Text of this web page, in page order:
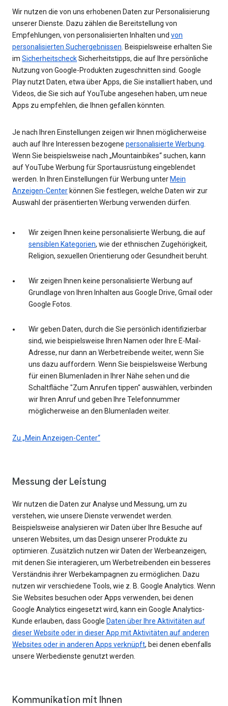
Wir nutzen die von uns erhobenen Daten zur Personalisierung
unserer Dienste. Dazu zählen die Bereitstellung von
Empfehlungen, von personalisierten Inhalten und von
personalisierten Suchergebnissen . Beispielsweise erhalten Sie
im SicherheitscheckSicherheitstipps, die auf Ihre persönliche
Nutzung von Google-Produkten zugeschnitten sind. Google
Play nutzt Daten, etwa über Apps, die Sie installiert haben, und
Videos, die Sie sich auf YouTube angesehen haben, um neue
Apps zu empfehlen, die Ihnen gefallen könnten.
Je nach Ihren Einstellungen zeigen wir Ihnen möglicherweise
auch auf Ihre Interessen bezogene personalisierte Werbung
Wenn Sie beispielsweise nach „Mountainbikes“ suchen, kann
auf YouTube Werbung für Sportausrüstung eingeblendet
werden. In Ihren Einstellungen für Werbung unter Mein
Anzeigen-Center können Sie festlegen, welche Daten wir zur
Auswahl der präsentierten Werbung verwenden dürfen.
Wir zeigen Ihnen keine personalisierte Werbung, die auf
sensiblen Kategorien, wie der ethnischen Zugehörigkeit,
Religion, sexuellen Orientierung oder Gesundheit beruht.
Wir zeigen Ihnen keine personalisierte Werbung auf
Grundlage von Ihren Inhalten aus Google Drive, Gmail oder
Google Fotos.
Wir geben Daten, durch die Sie persönlich identifizierbar
sind, wie beispielsweise Ihren Namen oder Ihre E-Mail-
Adresse, nur dann an Werbetreibende weiter, wenn Sie
uns dazu auffordern. Wenn Sie beispielsweise Werbung
für einen Blumenladen in Ihrer Nähe sehen und die
Schaltfläche "Zum Anrufen tippen" auswählen, verbinden
wir Ihren Anruf und geben Ihre Telefonnummer
möglicherweise an den Blumenladen weiter.
Zu „Mein Anzeigen-Center“
Messung der Leistung
Wir nutzen die Daten zur Analyse und Messung, um zu
verstehen, wie unsere Dienste verwendet werden.
Beispielsweise analysieren wir Daten über Ihre Besuche auf
unseren Websites, um das Design unserer Produkte zu
optimieren. Zusätzlich nutzen wir Daten der Werbeanzeigen,
mit denen Sie interagieren, um Werbetreibenden ein besseres
Verständnis ihrer Werbekampagnen zu ermöglichen. Dazu
nutzen wir verschiedene Tools, wie z. B. Google Analytics. Wenn
Sie Websites besuchen oder Apps verwenden, bei denen
Google Analytics eingesetzt wird, kann ein Google Analytics-
Kunde erlauben, dass Google Daten über Ihre Aktivitäten auf
dieser Website oder in dieser App mit Aktivitäten auf anderen
Websites oder in anderen Apps verknüpft, bei denen ebenfalls
unsere Werbedienste genutzt werden.
Kommunikation mit Ihnen